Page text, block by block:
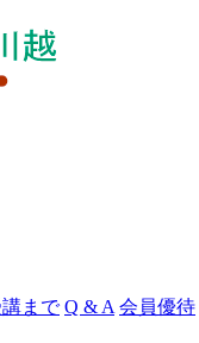
ャ
まで Q & A 会員優待